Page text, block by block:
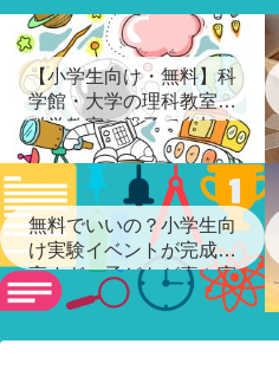
【小学生向け・無料】科
学館・大学の理科教室・
科学教室に親子で参加！
無料でいいの？小学生向
け実験イベントが完成度
高すぎ…子どもが喜ぶ実
験ショー